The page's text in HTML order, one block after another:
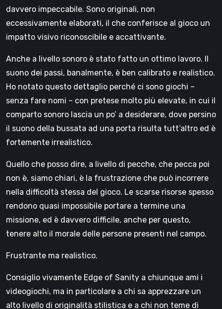
davvero impeccabile. Sono originali, non
eccessivamente elaborati, il che conferisce al gioco un
impatto visivo riconoscibile e accattivante.
Anche a livello sonoro è stato fatto un ottimo lavoro. Il
suono dei passi, banalmente, è ben calibrato e realistico.
Ho notato questo dettaglio perché ci sono giochi –
senza fare nomi – con pretese molto più elevate, in cui il
comparto sonoro lascia un po’ a desiderare, dove persino
il suono della bussata ad una porta risulta tutt’altro ed è
fortemente irrealistico.
Quello che posso dire, a livello di pecche, che pecca poi
non è, siamo chiari, è la frustrazione che può incorrere
nella difficoltà stessa del gioco. Le scarse risorse spesso
rendono quasi impossibile portare a termine una
missione, ed è davvero difficile, anche per questo,
tenere alto il morale delle persone presenti nel campo.
Frustrante ma realistico.
Consiglio vivamente Edge of Sanity a chiunque ami i
videogiochi, ma in particolare a chi sa apprezzare un
alto livello di originalità stilistica e a chi non teme di